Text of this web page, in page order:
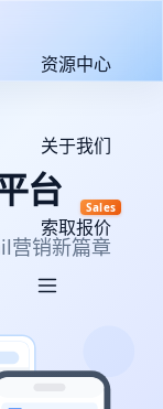
资源中心
关于我们
索取报价
Sales
台
营销新篇章